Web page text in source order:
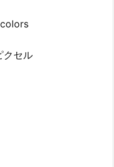
colors
クセル